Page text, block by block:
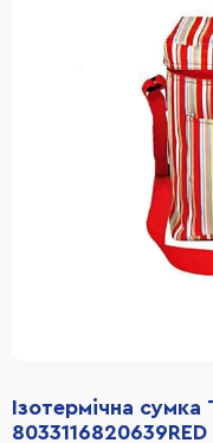
Ізотермічна сумка